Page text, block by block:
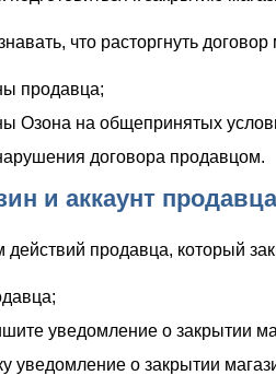
что расторгнуть
продавца;
Озона на общепринятых
договора продавцом.
и аккаунт
продавца, который
уведомление о закрытии
уведомление о закрытии